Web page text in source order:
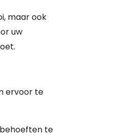
maar ook
uw
ervoor te
te